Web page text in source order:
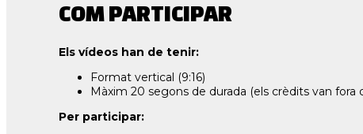
COM PARTICIPAR
Els vídeos han de tenir:
Format vertical (9:16)
Màxim 20 segons de durada (els crèdits van fora
Per participar: